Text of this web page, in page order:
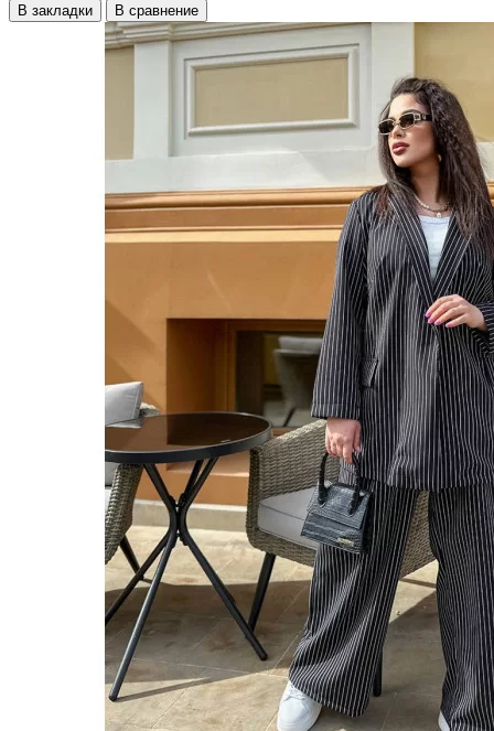
В закладки В сравнение